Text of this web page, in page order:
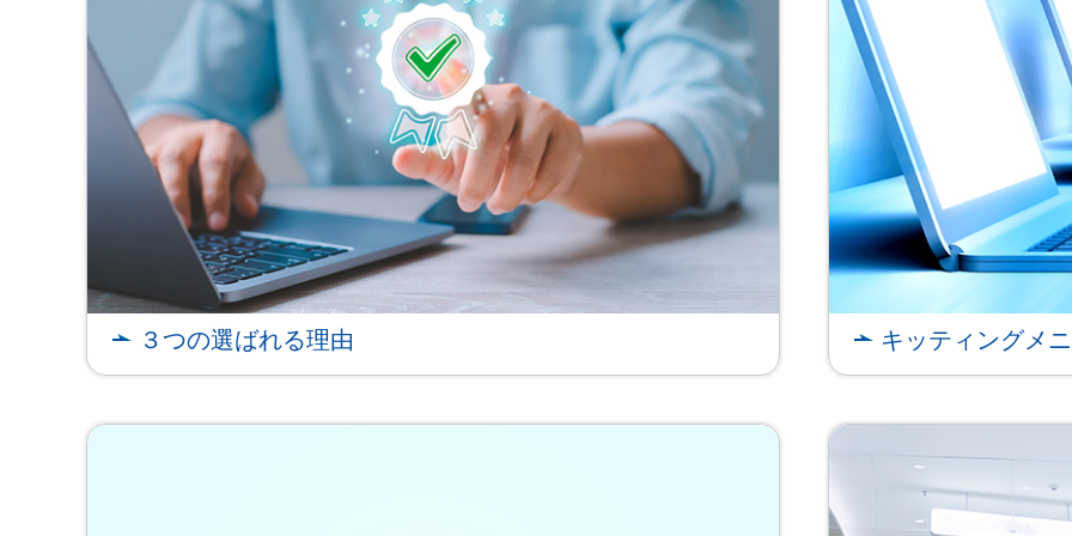
３つの選ばれる理由 キッティングメ